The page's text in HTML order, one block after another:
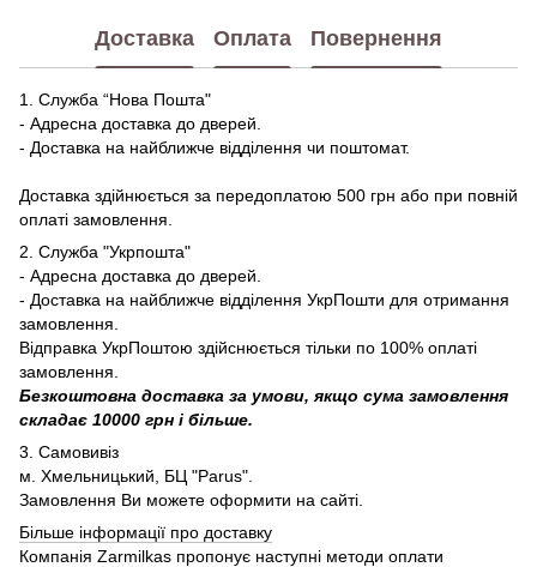
Доставка Оплата Повернення
1. Служба “Нова Пошта"
- Адресна доставка до дверей.
- Доставка на найближче відділення чи поштомат.
Доставка здійнюється за передоплатою 500 грн або при повній
оплаті замовлення.
2. Служба "Укрпошта"
- Адресна доставка до дверей.
- Доставка на найближче відділення УкрПошти для отримання
замовлення.
Відправка УкрПоштою здійснюється тільки по 100% оплаті
замовлення.
Безкоштовна доставка за умови, якщо сума замовлення
складає 10000 грн і більше.
3. Самовивіз
м. Хмельницький, БЦ "Parus".
Замовлення Ви можете оформити на сайті.
Більше інформації про доставку
Компанія Zarmilkas пропонує наступні методи оплати